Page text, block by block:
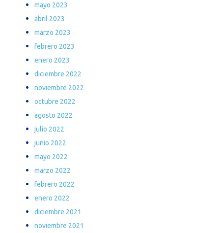
mayo 2023
abril 2023
marzo 2023
febrero 2023
enero 2023
diciembre 2022
noviembre 2022
octubre 2022
agosto 2022
julio 2022
junio 2022
mayo 2022
marzo 2022
febrero 2022
enero 2022
diciembre 2021
noviembre 2021